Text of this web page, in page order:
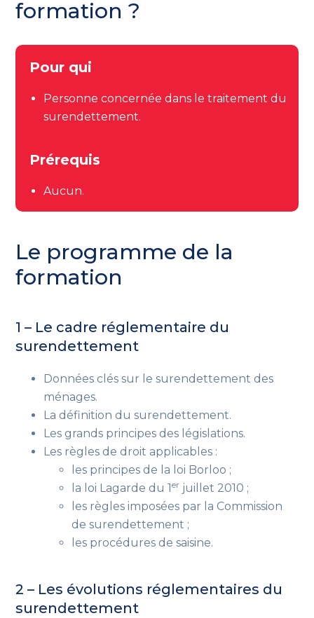
formation ?
Pour qui
Personne concernée dans le traitement du
surendettement.
Prérequis
Aucun.
Le programme de la
formation
1 – Le cadre réglementaire du
surendettement
Données clés sur le surendettement des
ménages.
La définition du surendettement.
Les grands principes des législations.
Les règles de droit applicables :
les principes de la loi Borloo ;
la loi Lagarde du 1er juillet 2010 ;
les règles imposées par la Commission
de surendettement ;
les procédures de saisine.
2 – Les évolutions réglementaires du
surendettement